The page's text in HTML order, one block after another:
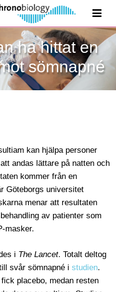
ha hittat en
sömnapné
kan hjälpa personer
att andas lättare på natten och
kommer från en
Göteborgs universitet
menar att resultaten
av patienter som
masker.
i The Lancet. Totalt deltog
svår sömnapné i studien.
placebo, medan resten